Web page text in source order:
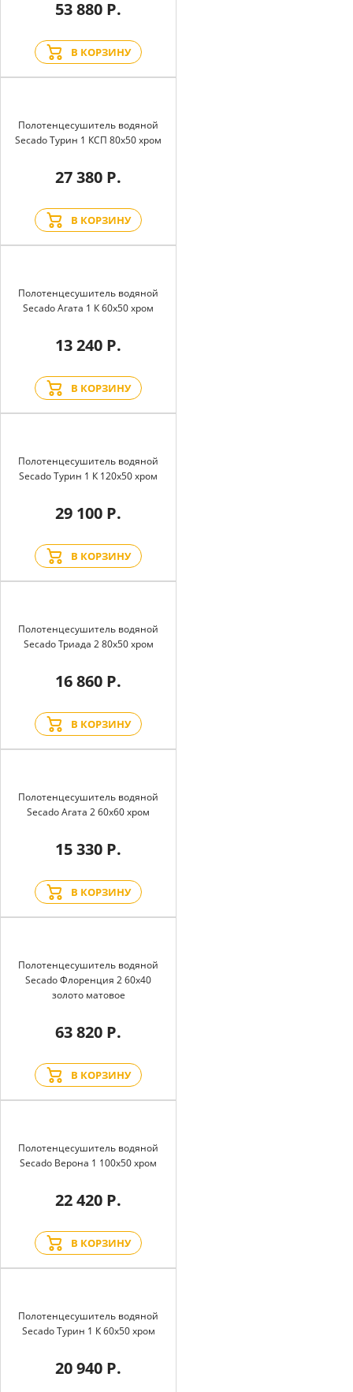
53 880 Р.
В КОРЗИНУ
Полотенцесушитель водяной
Secado Турин 1 КСП 80x50 хром
27 380 Р.
В КОРЗИНУ
Полотенцесушитель водяной
Secado Агата 1 К 60x50 хром
13 240 Р.
В КОРЗИНУ
Полотенцесушитель водяной
Secado Турин 1 К 120x50 хром
29 100 Р.
В КОРЗИНУ
Полотенцесушитель водяной
Secado Триада 2 80x50 хром
16 860 Р.
В КОРЗИНУ
Полотенцесушитель водяной
Secado Агата 2 60x60 хром
15 330 Р.
В КОРЗИНУ
Полотенцесушитель водяной
Secado Флоренция 2 60x40
золото матовое
63 820 Р.
В КОРЗИНУ
Полотенцесушитель водяной
Secado Верона 1 100x50 хром
22 420 Р.
В КОРЗИНУ
Полотенцесушитель водяной
Secado Турин 1 К 60x50 хром
20 940 Р.